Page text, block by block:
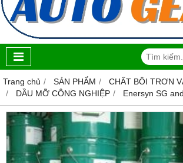
Trang chủ SẢN PHẨM
CHẤT BÔI TRƠN
DẦU MỠ CÔNG NGHIỆP
Enersyn SG